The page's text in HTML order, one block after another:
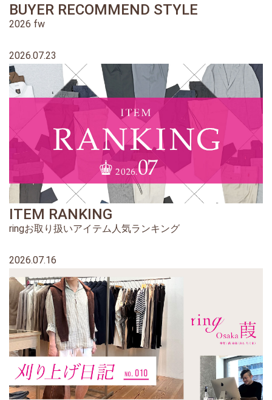
BUYER RECOMMEND STYLE
2026 fw
2026.07.23
ITEM RANKING
ringお取り扱いアイテム人気ランキング
2026.07.16